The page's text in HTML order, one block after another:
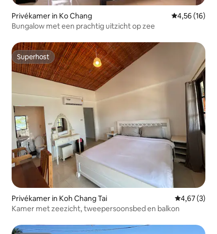
Privékamer in Ko Chang Gemiddelde
4,56 (16)
Bungalow met een prachtig uitzicht op zee
Superhost
Superhost
Privékamer in Koh Chang Tai
4,67 (3)
Kamer met zeezicht, tweepersoonsbed en balkon